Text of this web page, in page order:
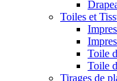
Toiles et
Toile
Toile
Tirages de